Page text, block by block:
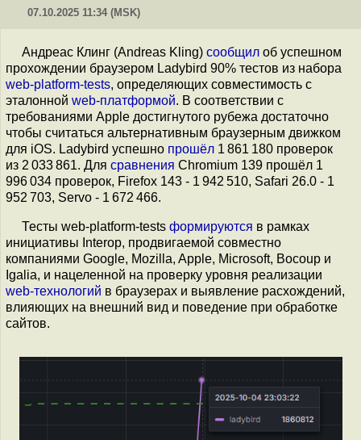
07.10.2025 11:34 (MSK)
Андреас Клинг (Andreas Kling) сообщил об успешном
прохождении браузером Ladybird 90% тестов из набора
web-platform-tests, определяющих совместимость с
эталонной web-платформой. В соответствии с
требованиями Apple достигнутого рубежа достаточно
чтобы считаться альтернативным браузерным движком
для iOS. Ladybird успешно прошёл 1 861 180 проверок
из 2 033 861. Для сравнения Chromium 139 прошёл 1
996 034 проверок, Firefox 143 - 1 942 510, Safari 26.0 - 1
952 703, Servo - 1 672 466.
Тесты web-platform-tests формируются в рамках
инициативы Interop, продвигаемой совместно
компаниями Google, Mozilla, Apple, Microsoft, Bocoup и
Igalia, и нацеленной на проверку уровня реализации
web-технологий в браузерах и выявление расхождений,
влияющих на внешний вид и поведение при обработке
сайтов.